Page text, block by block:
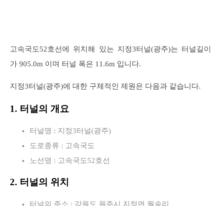
고속국도52호선에 위치해 있는 지정3터널(광주)는 터널길이
가 905.0m 이며 터널 폭은 11.6m 입니다.
지정3터널(광주)에 대한 구체적인 제원은 다음과 같습니다.
1. 터널의 개요
터널명 : 지정3터널(광주)
도로종류 : 고속국도
노선명 : 고속국도52호선
2. 터널의 위치
터널의 주소 : 강원도 원주시 지정면 월송리